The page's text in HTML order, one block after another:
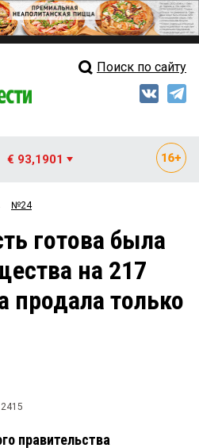
Свежий выпуск
Рейтинги
Блоги
Архив
Поиск по сайту
€ 93,1901
№24
готова была
на 217
продала только
2415
правительства